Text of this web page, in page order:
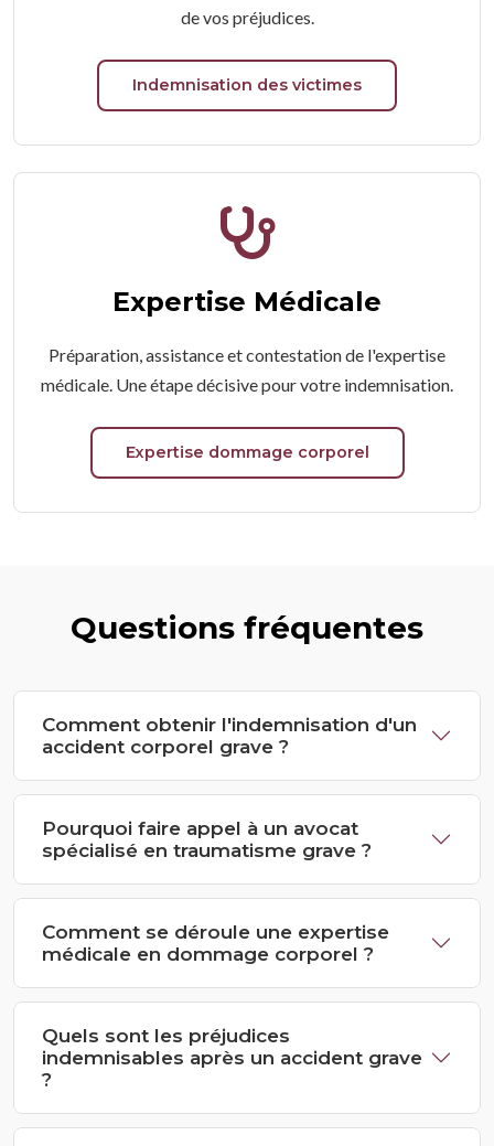
de vos préjudices.
Indemnisation des victimes
Expertise Médicale
Préparation, assistance et contestation de l'expertise
médicale. Une étape décisive pour votre indemnisation.
Expertise dommage corporel
Questions fréquentes
Comment obtenir l'indemnisation d'un
accident corporel grave ?
Pourquoi faire appel à un avocat
spécialisé en traumatisme grave ?
Comment se déroule une expertise
médicale en dommage corporel ?
Quels sont les préjudices
indemnisables après un accident grave
?